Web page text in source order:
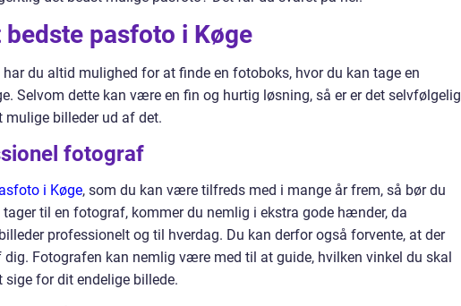
pasfoto i Køge
du altid mulighed for at finde en fotoboks, hvor du kan tage en
Selvom dette kan være en fin og hurtig løsning, så er er det selvfølgelig
mulige billeder ud af det.
fotograf
i Køge, som du kan være tilfreds med i mange år frem, så bør du
til en fotograf, kommer du nemlig i ekstra gode hænder, da
professionelt og til hverdag. Du kan derfor også forvente, at der
Fotografen kan nemlig være med til at guide, hvilken vinkel du skal
for dit endelige billede.